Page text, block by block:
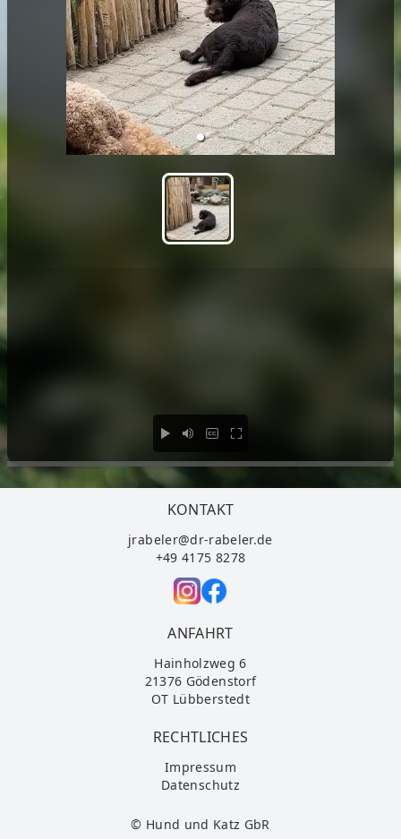
KONTAKT
jrabeler@dr-rabeler.de
+49 4175 8278
ANFAHRT
Hainholzweg 6
21376 Gödenstorf
OT Lübberstedt
RECHTLICHES
Impressum
Datenschutz
© Hund und Katz GbR